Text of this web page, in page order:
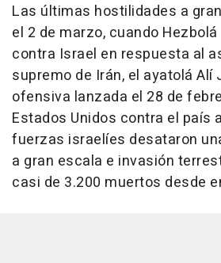
Las últimas hostilidades a
el 2 de marzo, cuando
contra Israel en respuesta al
supremo de Irán, el ayatolá Alí
ofensiva lanzada el 28 de
Estados Unidos contra el país
fuerzas israelíes desataron
a gran escala e invasión
casi de 3.200 muertos desde